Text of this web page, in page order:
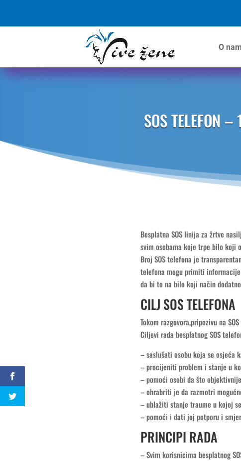
O
SOS TELEFON
Besplatna SOS linija za žrtve
svim osobama koje trpe bilo koji
Broj SOS telefona je
telefona mogu primiti
da bi to na bilo koji način
CILJ SOS TELEFONA
Tokom razgovora,pripozivu na
Ciljevi rada besplatnog SOS
– saslušati osobu koja se osjeća
– procijeniti problem i stanje u
– pomoći osobi da što
– ohrabriti je da razmotri
– ublažiti stanje traume u kojoj
– pomoći i dati joj potporu i
PRINCIPI RADA
– Svim korisnicima besplatnog